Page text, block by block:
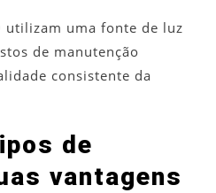
utilizam uma fonte de luz
de manutenção
consistente da
de
vantagens